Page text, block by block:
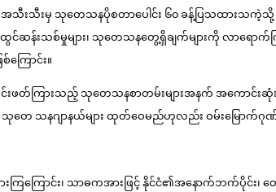
သီးသီးမှ သုတေသနပိုစတာပေါင်း ၆၀ ခန့်ပြသထားသ
းသစ်မှုများ၊ သုတေသနတွေ့ရှိချက်များကို လာရော
ြောင်း။
င်းဖတ်ကြားသည့် သုတေသနစာတမ်းများအနက် အကောင်
သနဂျာနယ်များ ထုတ်ဝေမည်ဟုလည်း ဝမ်းမြောက်ဂုဏ်
ကြောင်း၊ သာဓကအားဖြင့် နိုင်ငံ၏အနောက်ဘက်ပိုင်း၊